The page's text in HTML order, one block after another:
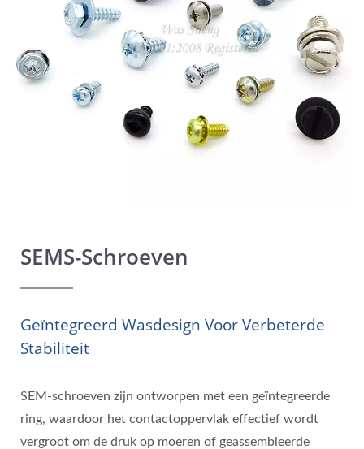
SEMS-Schroeven
Geïntegreerd Wasdesign Voor Verbeterde
Stabiliteit
SEM-schroeven zijn ontworpen met een geïntegreerde
ring, waardoor het contactoppervlak effectief wordt
vergroot om de druk op moeren of geassembleerde